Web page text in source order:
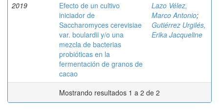
2019
Efecto de un cultivo
iniciador de
Saccharomyces cerevisiae
var. boulardii y/o una
mezcla de bacterias
probióticas en la
fermentación de granos de
cacao
Lazo Vélez,
Marco Antonio;
Gutiérrez Urgilés,
Erika Jacqueline
Mostrando resultados 1 a 2 de 2